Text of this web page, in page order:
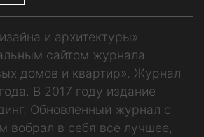
и архитектуры»
сайтом журнала
домов и квартир». Журнал
В 2017 году издание
Обновленный журнал с
вобрал в себя всё лучшее,